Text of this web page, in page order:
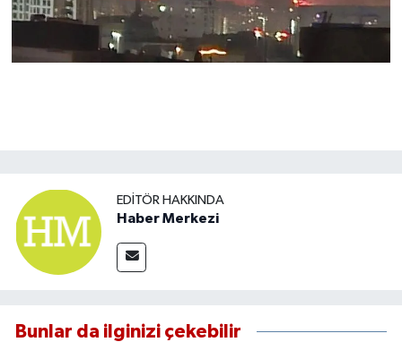
EDITÖR HAKKINDA
Haber Merkezi
Bunlar da ilginizi çekebilir